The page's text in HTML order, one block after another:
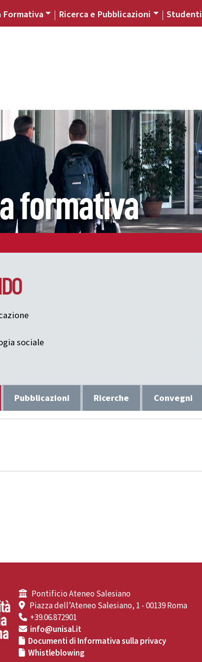
Formativa Ricerca e Pubblicazioni Studenti
formativa
sociale
Pubblicazioni Ricerche Convegni
Pontificio Ateneo Salesiano
Piazza dell’Ateneo Salesiano, 1 - 00139 Roma
+39.06.872901
info@unisal.it
Documenti di Informativa sulla privacy
Whistleblowing